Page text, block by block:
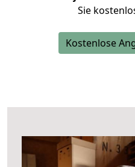
Sie
Kostenlose